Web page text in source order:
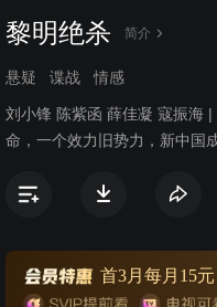
黎明绝杀 简介
悬疑 谍战 情感
刘小锋 陈紫函 薛佳凝 寇振海
命，一个效力旧势力，新中国
首3月每月15元